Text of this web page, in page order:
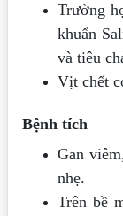
Trường
khuẩn
và tiêu
Vịt chết
Bệnh tích
Gan
nhẹ.
Trên bề